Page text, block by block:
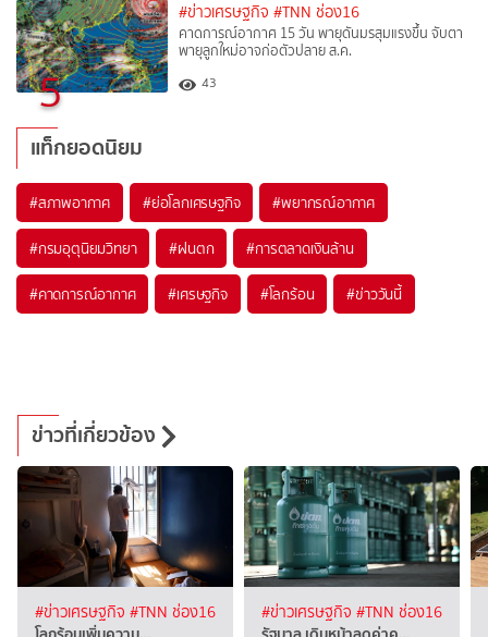
5
#ข่าวเศรษฐกิจ #TNN ช่อง16
คาดการณ์อากาศ 15 วัน พายุดันมรสุมแรงขึ้น จับตา
พายุลูกใหม่อาจก่อตัวปลาย ส.ค.
43
แท็กยอดนิยม
#สภาพอากาศ #ย่อโลกเศรษฐกิจ #พยากรณ์อากาศ
#กรมอุตุนิยมวิทยา #ฝนตก #การตลาดเงินล้าน
#คาดการณ์อากาศ #เศรษฐกิจ #โลกร้อน #ข่าววันนี้
ข่าวที่เกี่ยวข้อง
#ข่าวเศรษฐกิจ #TNN ช่อง16 #ข่าวเศรษฐกิจ #TNN ช่อง16